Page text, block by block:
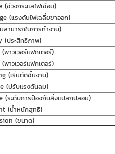
(ช่วงกระแสไฟเชื่อม)
(แรงดันไฟเฉลี่ยขาออก)
สามารถในการทำงาน)
(ประสิทธิภาพ)
พาวเวอร์แฟกเตอร์)
พาวเวอร์แฟกเตอร์)
(เริ่มตัดชิ้นงาน)
(ปรับแรงดันลม)
(ระดับการป้องกันสิ่งแปลกปลอม)
(น้ำหนักสุทธิ)
(ขนาด)